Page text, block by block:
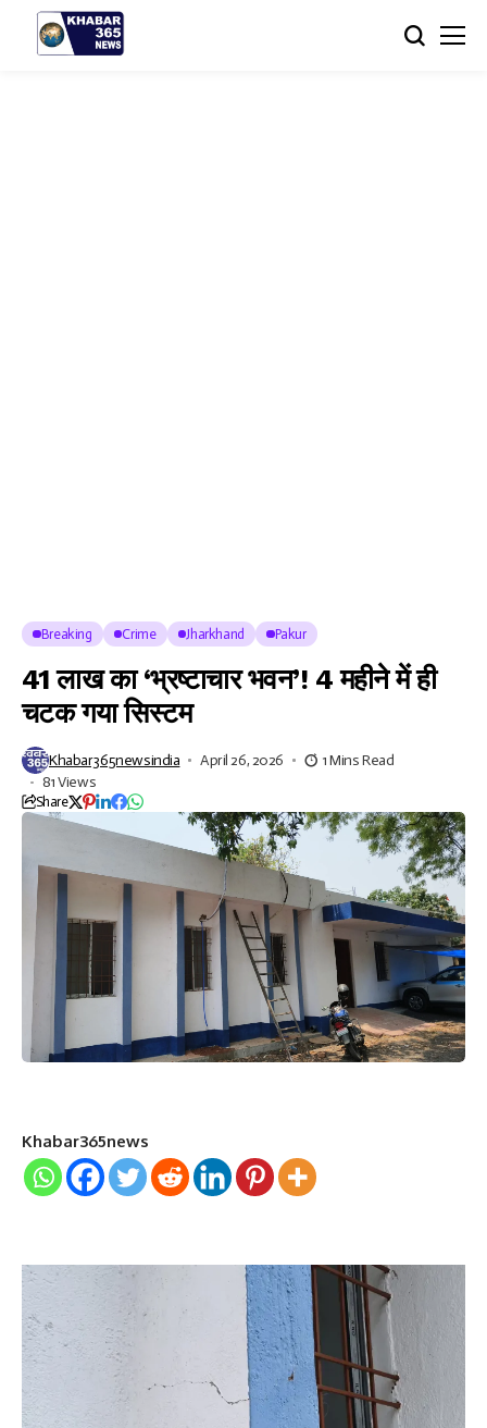
Breaking Crime Jharkhand Pakur
41 लाख का ‘भ्रष्टाचार भवन’! 4 महीने में ही
चटक गया सिस्टम
Khabar365newsindia April 26, 2026
1 Mins Read
81 Views
Share
Khabar365news